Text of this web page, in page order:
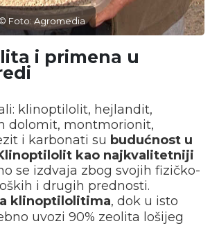
Foto: Agromedia
i primena u
klinoptilolit, hejlandit,
dolomit, montmorionit,
i karbonati su budućnost u
kao najkvalitetniji
se izdvaja zbog svojih fizičko-
i drugih prednosti.
klinoptilolitima, dok u isto
uvozi 90% zeolita lošijeg